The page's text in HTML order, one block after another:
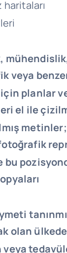
haritaları
veya
planlar
el ile
bu
olan